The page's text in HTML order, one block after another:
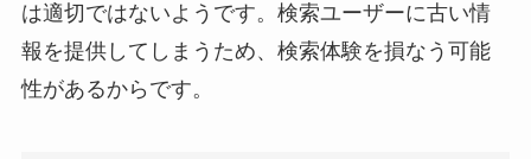
は適切ではないようです。検索ユーザーに古い情
報を提供してしまうため、検索体験を損なう可能
性があるからです。